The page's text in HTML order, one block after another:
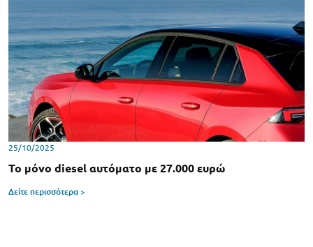
25/10/2025
Το μόνο diesel αυτόματο με 27.000 ευρώ
Δείτε περισσότερα >